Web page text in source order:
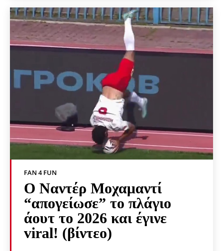
FAN 4 FUN
Ο Ναντέρ Μοχαμαντί
“απογείωσε” το πλάγιο
άουτ το 2026 και έγινε
viral! (βίντεο)